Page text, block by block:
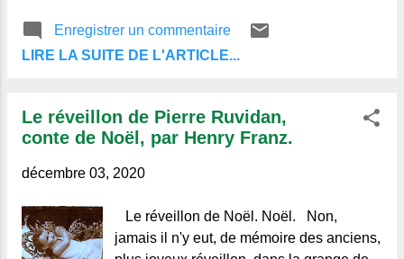
campagne, le long des chemins, dans les
haies sauvages, vous avez surement
l'églantier, ou, nom plus charmant, le
rosier sauvage "Rosa Canina". C'est
aussi les fameux "gratte-cul" de notre
Enregistrer un commentaire
LIRE LA SUITE DE L'ARTICLE...
Le réveillon de Pierre Ruvidan,
conte de Noël, par Henry Franz.
décembre 03, 2020
Le réveillon de Noël. Noël. Non,
jamais il n'y eut, de mémoire des anciens,